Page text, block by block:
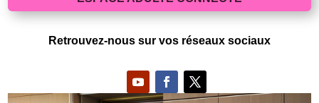
Retrouvez-nous sur vos réseaux sociaux